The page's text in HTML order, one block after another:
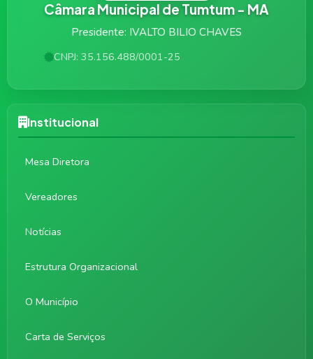
Câmara Municipal de Tumtum - MA
Presidente: IVALTO BILIO CHAVES
CNPJ: 35.156.488/0001-25
Institucional
Mesa Diretora
Vereadores
Notícias
Estrutura Organizacional
O Município
Carta de Serviços